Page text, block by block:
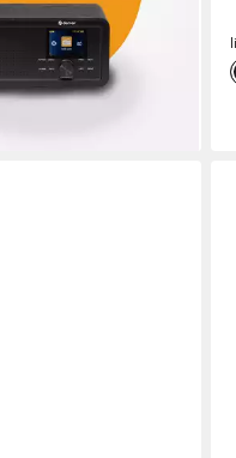
Werktagen bei dir